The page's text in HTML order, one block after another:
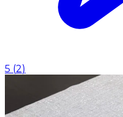
5 (2)